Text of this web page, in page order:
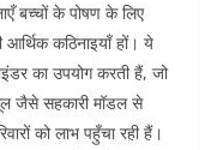
बच्चों के पोषण के लिए
आर्थिक कठिनाइयाँ हों। ये
का उपयोग करती हैं, जो
जैसे सहकारी मॉडल से
को लाभ पहुँचा रही हैं।